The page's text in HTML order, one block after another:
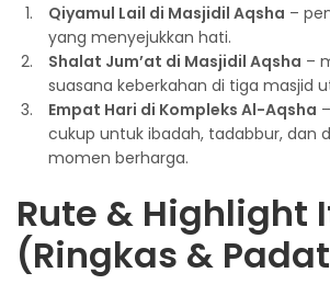
Qiyamul Lail di Masjidil Aqsha –
yang menyejukkan hati.
Shalat Jum’at di Masjidil Aqsha –
suasana keberkahan di tiga masjid
Empat Hari di Kompleks Al-Aqsha
cukup untuk ibadah, tadabbur, dan
momen berharga.
Rute & Highlight
(Ringkas &